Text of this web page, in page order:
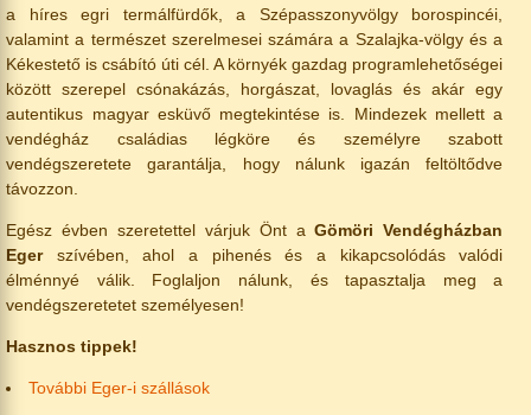
a híres egri termálfürdők, a Szépasszonyvölgy borospincéi,
valamint a természet szerelmesei számára a Szalajka-völgy és a
Kékestető is csábító úti cél. A környék gazdag programlehetőségei
között szerepel csónakázás, horgászat, lovaglás és akár egy
autentikus magyar esküvő megtekintése is. Mindezek mellett a
vendégház családias légköre és személyre szabott
vendégszeretete garantálja, hogy nálunk igazán feltöltődve
távozzon.
Egész évben szeretettel várjuk Önt aGömöri Vendégházban
Egerszívében, ahol a pihenés és a kikapcsolódás valódi
élménnyé válik. Foglaljon nálunk, és tapasztalja meg a
vendégszeretetet személyesen!
Hasznos tippek!
További Eger-i szállások